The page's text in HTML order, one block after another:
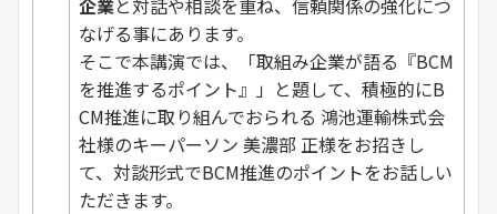
企業と対話や相談を重ね、信頼関係の強化につ
なげる事にあります。
そこで本講演では、「取組み企業が語る『BCM
を推進するポイント』」と題して、積極的にB
CM推進に取り組んでおられる 鴻池運輸株式会
社様のキーパーソン 美濃部 正様をお招きし
て、対談形式でBCM推進のポイントをお話しい
ただきます。